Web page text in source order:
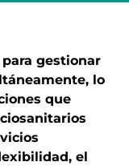
gestionar
lo
que
el